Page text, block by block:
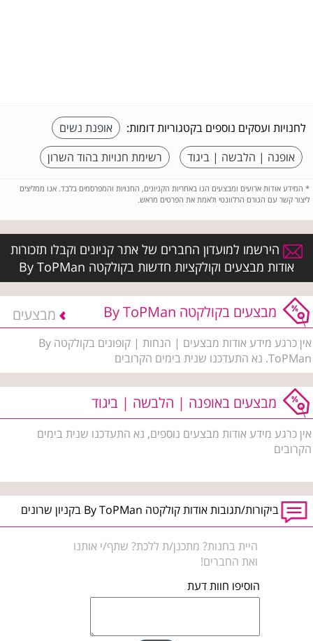
לחנויות ועסקים נוספים בקטגוריות דומות:
אופנת נשים
אופנה | הלבשה | ביגוד
רשימת חנויות בהוד השרון
* המידע אודות ארועים ומבצעים הנו באחריות הקניונים, החנויות והמפרסמים בלבד. אנו ממליצים
ליצור קשר עם הגורם הרלוונטי ולאמת את הפרטים מראש.
הירשמו למועדון החברים של אתר קניונים וקבלו תזכורות
אודות מבצעים וקולקציות חדשות בקולקטה By ToPMan
מבצעים בקולקטה By ToPMan מבצעים
אין כרגע מידע אודות מבצעים | הנחות | קופונים בקולקטה By
ToPMan. נא התעדכנו שנית בימים הקרובים
מבצעים באופנה | הלבשה | ביגוד
אין כרגע מידע אודות מבצעים נוספים, נא התעדכנו שנית בימים
הקרובים
ביקורות/תגובות אודות קולקטה By ToPMan בקניון שרונים
היית בחנות? מתכנן/ת ללכת? שתף/י אותנו
ואת החברים!
הוסיפו חוות דעת